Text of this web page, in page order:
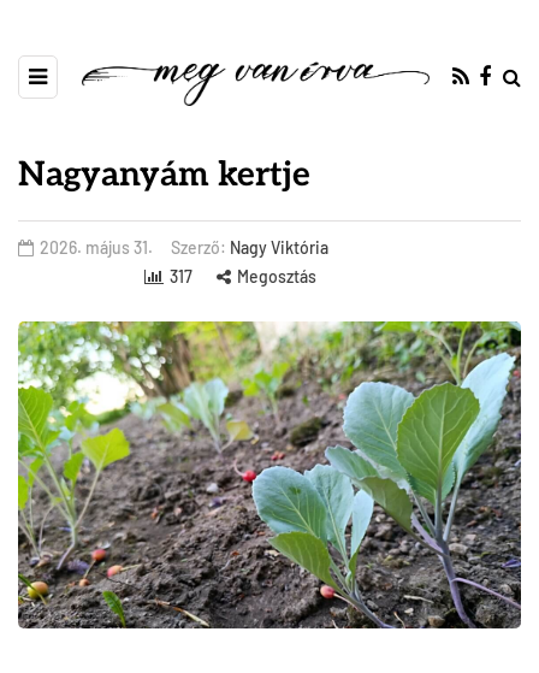
Nagyanyám kertje
2026. május 31. Szerző: Nagy Viktória
317
Megosztás